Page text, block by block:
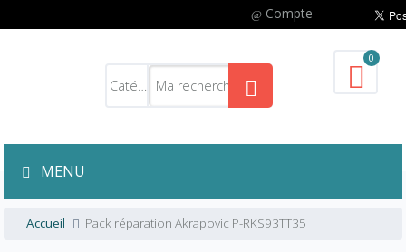
Compte
0
MENU
Accueil Pack réparation Akrapovic P-RKS93TT35